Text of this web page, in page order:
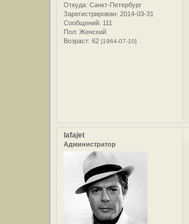
Откуда: Санкт-Петербург
Зарегистрирован: 2014-03-31
Сообщений: 111
Пол: Женский
Возраст: 62[1964-07-10]
lafajet
Администратор